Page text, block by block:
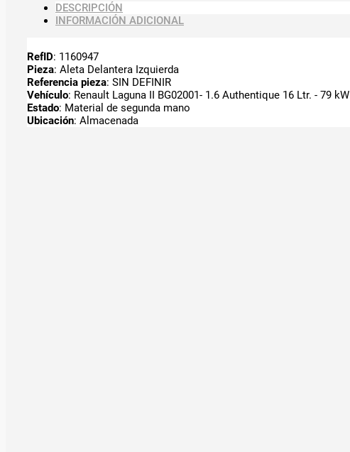
DESCRIPCIÓN
INFORMACIÓN ADICIONAL
RefID: 1160947
Pieza: Aleta Delantera Izquierda
Referencia pieza: SIN DEFINIR
Vehículo: Renault Laguna II BG02001- 1.6 Authentique 16 Ltr. - 79 kW
Estado: Material de segunda mano
Ubicación: Almacenada